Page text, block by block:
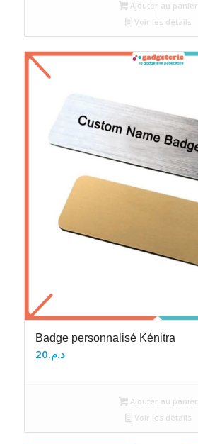
Ajouter au panier
Voir les détails
Badge personnalisé Kénitra
د.م.20
Ajouter au panier
Voir les détails